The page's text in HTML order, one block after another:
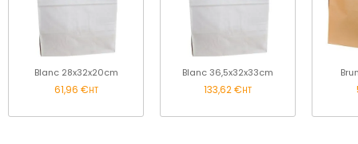
Blanc 28x32x20cm
61,96 €HT
Blanc 36,5x32x33cm
133,62 €HT